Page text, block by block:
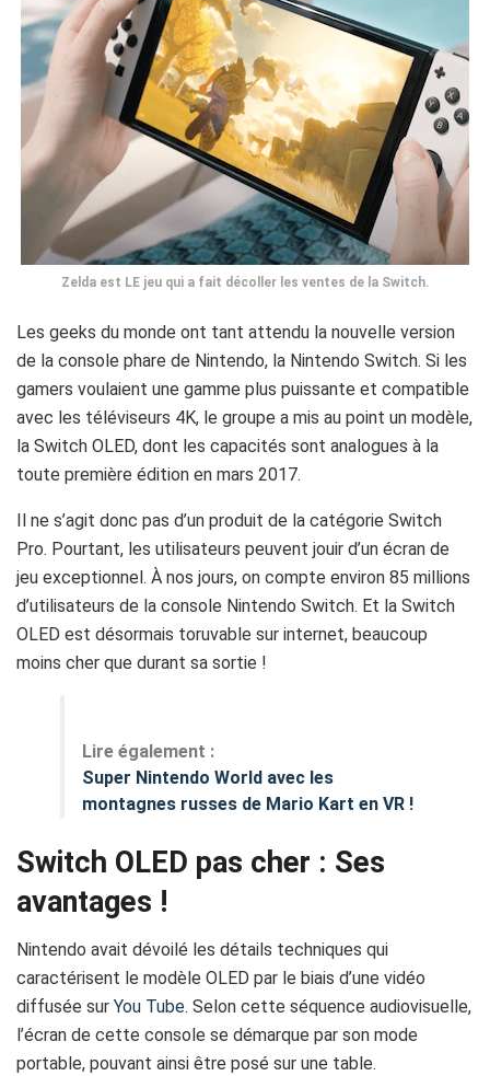
Zelda est LE jeu qui a fait décoller les ventes de la Switch.
Les geeks du monde ont tant attendu la nouvelle version
de la console phare de Nintendo, la Nintendo Switch. Si les
gamers voulaient une gamme plus puissante et compatible
avec les téléviseurs 4K, le groupe a mis au point un modèle,
la Switch OLED, dont les capacités sont analogues à la
toute première édition en mars 2017.
Il ne s’agit donc pas d’un produit de la catégorie Switch
Pro. Pourtant, les utilisateurs peuvent jouir d’un écran de
jeu exceptionnel. À nos jours, on compte environ 85 millions
d’utilisateurs de la console Nintendo Switch. Et la Switch
OLED est désormais toruvable sur internet, beaucoup
moins cher que durant sa sortie !
Lire également :
Super Nintendo World avec les
montagnes russes de Mario Kart en VR !
Switch OLED pas cher : Ses
avantages !
Nintendo avait dévoilé les détails techniques qui
caractérisent le modèle OLED par le biais d’une vidéo
diffusée sur You Tube. Selon cette séquence audiovisuelle,
l’écran de cette console se démarque par son mode
portable, pouvant ainsi être posé sur une table.